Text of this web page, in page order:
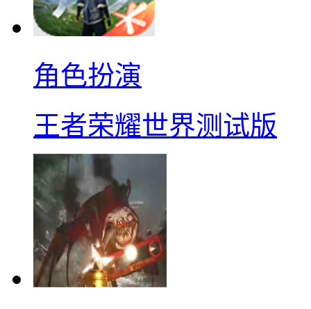
角色扮演
王者荣耀世界测试版